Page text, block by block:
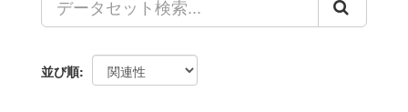
並び順